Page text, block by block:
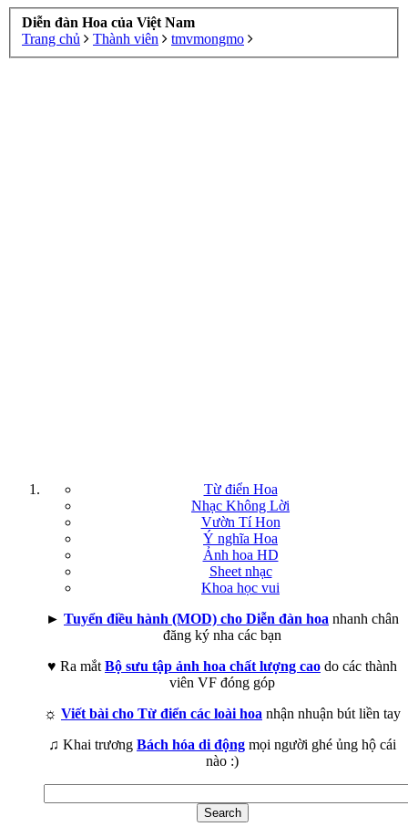
Diễn đàn Hoa của Việt Nam
Trang chủ
Thành viên tmvmongmo
Từ điển Hoa
Nhạc Không Lời
Vườn Tí Hon
Ý nghĩa Hoa
Ảnh hoa HD
Sheet nhạc
Khoa học vui
► Tuyển điều hành (MOD) cho Diễn đàn hoa nhanh chân
đăng ký nha các bạn
♥ Ra mắt Bộ sưu tập ảnh hoa chất lượng cao do các thành
viên VF đóng góp
☼ Viết bài cho Từ điển các loài hoa nhận nhuận bút liền tay
♫ Khai trương Bách hóa di động mọi người ghé ủng hộ cái
nào :)